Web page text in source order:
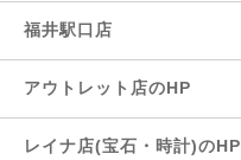
福井駅口店
アウトレット店のHP
レイナ店(宝石・時計)のHP